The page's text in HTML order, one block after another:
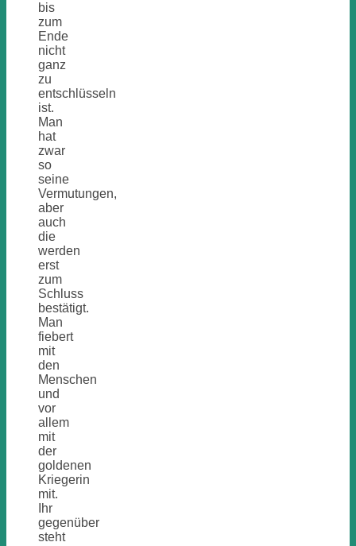
bis
zum
Ende
nicht
ganz
zu
entschlüsseln
ist.
Man
hat
zwar
so
seine
Vermutungen,
aber
auch
die
werden
erst
zum
Schluss
bestätigt.
Man
fiebert
mit
den
Menschen
und
vor
allem
mit
der
goldenen
Kriegerin
mit.
Ihr
gegenüber
steht